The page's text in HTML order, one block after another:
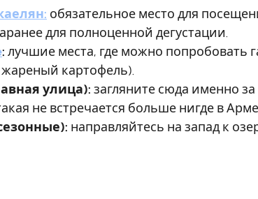
обязательное место для
для полноценной дегустации.
: лучшие места, где можно попробовать
картофель).
улица): загляните сюда именно
не встречается больше нигде в
направляйтесь на запад к